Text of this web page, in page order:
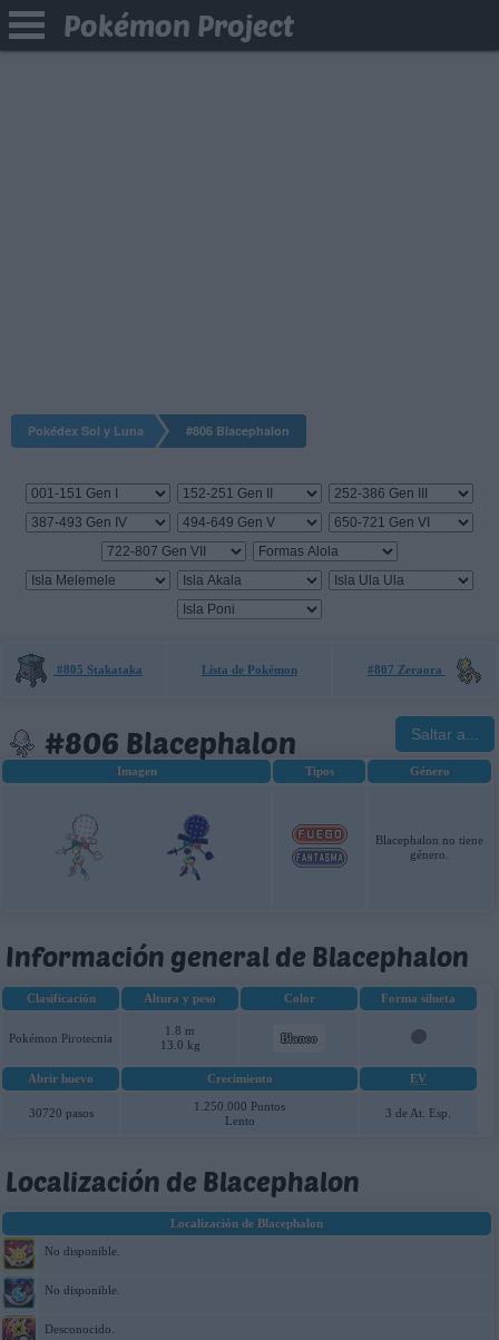
Pokémon Project
Pokédex Sol y Luna #806 Blacephalon
#805 Stakataka Lista de Pokémon #807 Zeraora
#806 Blacephalon Saltar a...
Imagen Tipos Género
Blacephalon no tiene
género.
Información general de Blacephalon
Clasificación Altura y peso Color Forma silueta
Pokémon Pirotecnia
1.8 m
13.0 kg
Blanco
Abrir huevo Crecimiento EV
30720 pasos
1.250.000 Puntos
Lento
3 de At. Esp.
Localización de Blacephalon
Localización de Blacephalon
No disponible.
No disponible.
Desconocido.